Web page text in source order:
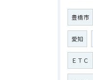
豊橋市
愛知
ＥＴＣ